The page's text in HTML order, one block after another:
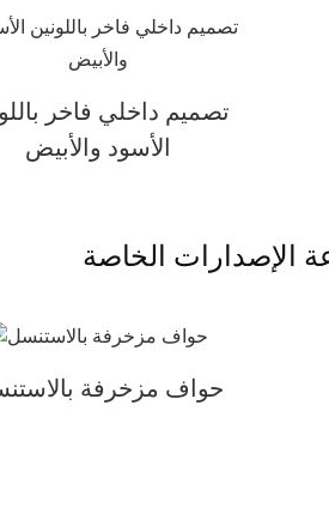
تصميم داخلي فاخر
الأسود والأبيض
الإصدارات الخاصة
حواف مزخرفة